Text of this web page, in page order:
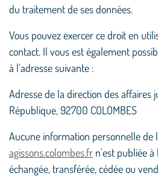
du traitement de ses données.
Vous pouvez exercer ce droit en
contact. Il vous est également
à l'adresse suivante :
Adresse de la direction des affaires
République, 92700 COLOMBES
Aucune information personnelle de
agissons.colombes.fr n'est publiée
échangée, transférée, cédée ou